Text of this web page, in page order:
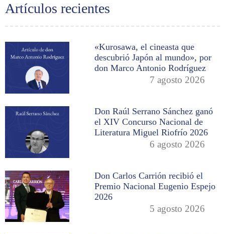
Artículos recientes
«Kurosawa, el cineasta que
descubrió Japón al mundo», por
don Marco Antonio Rodríguez
7 agosto 2026
Don Raúl Serrano Sánchez ganó
el XIV Concurso Nacional de
Literatura Miguel Riofrío 2026
6 agosto 2026
Don Carlos Carrión recibió el
Premio Nacional Eugenio Espejo
2026
5 agosto 2026